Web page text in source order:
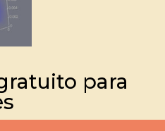
para